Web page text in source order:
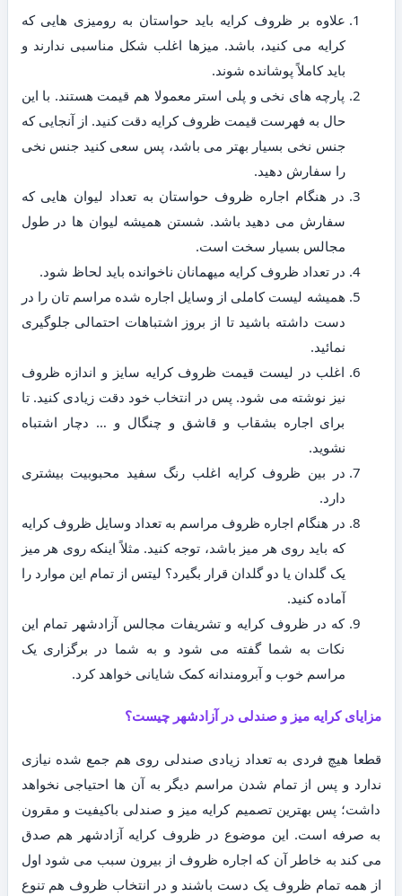
علاوه بر ظروف کرایه باید حواستان به رومیزی هایی که
کرایه می کنید، باشد. میزها اغلب شکل مناسبی ندارند و
باید کاملاً پوشانده شوند.
پارچه های نخی و پلی استر معمولا هم قیمت هستند. با این
حال به فهرست قیمت ظروف کرایه دقت کنید. از آنجایی که
جنس نخی بسیار بهتر می باشد، پس سعی کنید جنس نخی
را سفارش دهید.
در هنگام اجاره ظروف حواستان به تعداد لیوان هایی که
سفارش می دهید باشد. شستن همیشه لیوان ها در طول
مجالس بسیار سخت است.
در تعداد ظروف کرایه میهمانان ناخوانده باید لحاظ شود.
همیشه لیست کاملی از وسایل اجاره شده مراسم تان را در
دست داشته باشید تا از بروز اشتباهات احتمالی جلوگیری
نمائید.
اغلب در لیست قیمت ظروف کرایه سایز و اندازه ظروف
نیز نوشته می شود. پس در انتخاب خود دقت زیادی کنید. تا
برای اجاره بشقاب و قاشق و چنگال و … دچار اشتباه
نشوید.
در بین ظروف کرایه اغلب رنگ سفید محبوبیت بیشتری
دارد.
در هنگام اجاره ظروف مراسم به تعداد وسایل ظروف کرایه
که باید روی هر میز باشد، توجه کنید. مثلاً اینکه روی هر میز
یک گلدان یا دو گلدان قرار بگیرد؟ لیتس از تمام این موارد را
آماده کنید.
که در ظروف کرایه و تشریفات مجالس آزادشهر تمام این
نکات به شما گفته می شود و به شما در برگزاری یک
مراسم خوب و آبرومندانه کمک شایانی خواهد کرد.
مزایای کرایه میز و صندلی در آزادشهر چیست؟
قطعا هیچ فردی به تعداد زیادی صندلی روی هم جمع شده نیازی
ندارد و پس از تمام شدن مراسم دیگر به آن ها احتیاجی نخواهد
داشت؛ پس بهترین تصمیم کرایه میز و صندلی باکیفیت و مقرون
به صرفه است. این موضوع در ظروف کرایه آزادشهر هم صدق
می کند به خاطر آن که اجاره ظروف از بیرون سبب می شود اول
از همه تمام ظروف یک دست باشند و در انتخاب ظروف هم تنوع